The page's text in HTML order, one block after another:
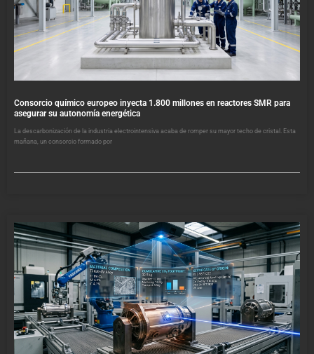
Consorcio químico europeo inyecta 1.800 millones en reactores SMR para
asegurar su autonomía energética
La descarbonización de la industria electrointensiva acaba de romper su mayor techo de cristal. Esta
mañana, un consorcio formado por